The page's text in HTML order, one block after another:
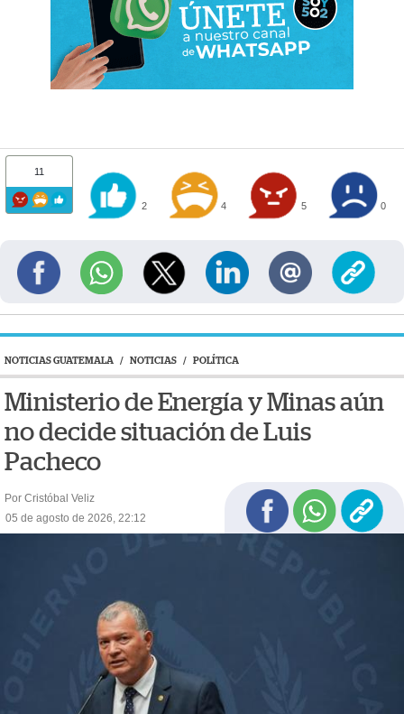
11
2 4 5 0
NOTICIAS GUATEMALA / NOTICIAS / POLÍTICA
Ministerio de Energía y Minas aún
no decide situación de Luis
Pacheco
Por Cristóbal Veliz
05 de agosto de 2026, 22:12